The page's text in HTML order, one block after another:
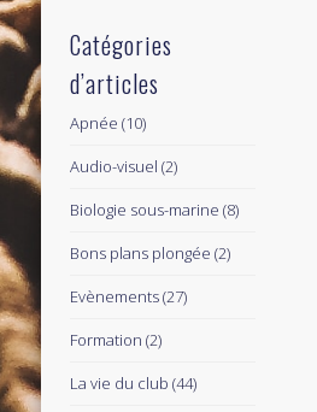
Catégories
d’articles
Apnée (10)
Audio-visuel (2)
Biologie sous-marine (8)
Bons plans plongée (2)
Evènements(27)
Formation (2)
La vie du club (44)